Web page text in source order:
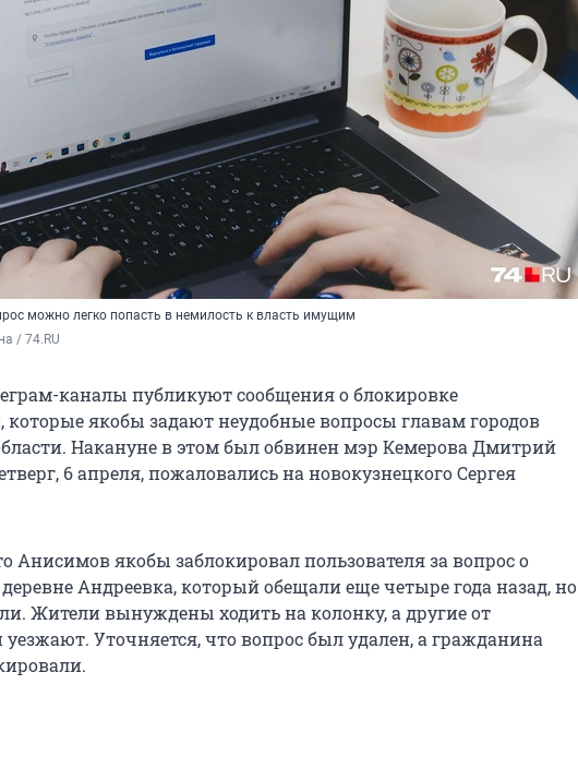
можно легко попасть в немилость к власть имущим
/ 74.RU
каналы публикуют сообщения о блокировке
которые якобы задают неудобные вопросы главам городов
Накануне в этом был обвинен мэр Кемерова Дмитрий
6 апреля, пожаловались на новокузнецкого Сергея
Анисимов якобы заблокировал пользователя за вопрос о
Андреевка, который обещали еще четыре года назад, но
Жители вынуждены ходить на колонку, а другие от
уезжают. Уточняется, что вопрос был удален, а гражданина